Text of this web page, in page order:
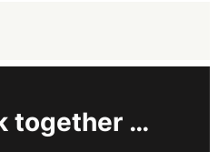
together …